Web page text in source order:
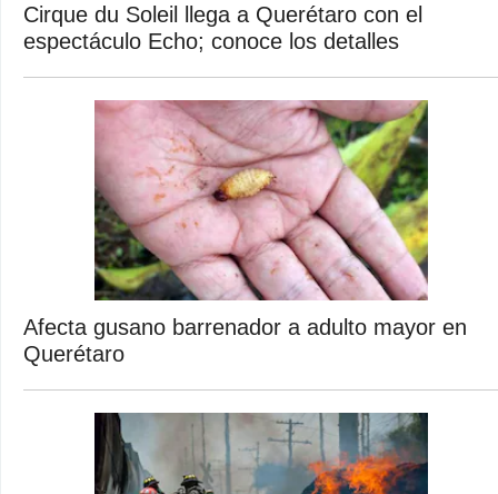
Cirque du Soleil llega a Querétaro con el
espectáculo Echo; conoce los detalles
Afecta gusano barrenador a adulto mayor en
Querétaro